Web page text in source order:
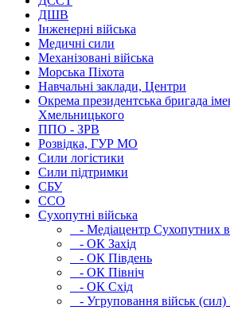
ДШВ
Інженерні війська
Медичні сили
Механізовані війська
Морська Піхота
Навчальні заклади, Центри
Окрема президентська бригада
Хмельницького
ППО - ЗРВ
Розвідка, ГУР МО
Сили логістики
Сили підтримки
СБУ
ССО
Сухопутні війська
- Медіацентр Сухопутних
- ОК Захід
- ОК Південь
- ОК Північ
- ОК Схід
- Угруповання військ (сил)